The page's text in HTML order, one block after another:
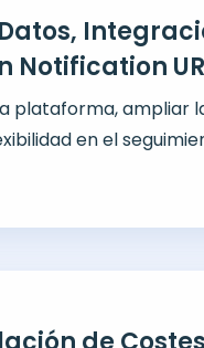
Notification
plataforma, ampliar
en el